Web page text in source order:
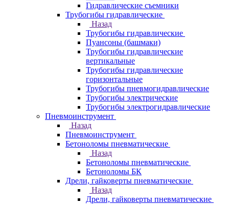
Гидравлические съемники
Трубогибы гидравлические
Назад
Трубогибы гидравлические
Пуансоны (башмаки)
Трубогибы гидравлические
вертикальные
Трубогибы гидравлические
горизонтальные
Трубогибы пневмогидравлические
Трубогибы электрические
Трубогибы электрогидравлические
Пневмоинструмент
Назад
Пневмоинструмент
Бетоноломы пневматические
Назад
Бетоноломы пневматические
Бетоноломы БК
Дрели, гайковерты пневматические
Назад
Дрели, гайковерты пневматические